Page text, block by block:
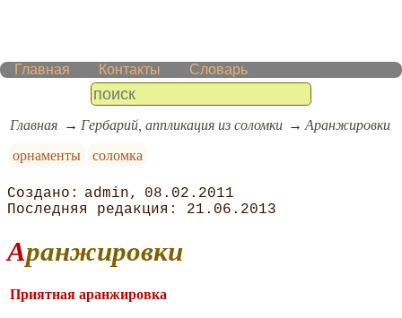
Главная Контакты Словарь
Главная Гербарий, аппликация из соломки
Аранжировки
орнаменты
соломка
admin
08.02.2011
21.06.2013
Аранжировки
Приятная аранжировка